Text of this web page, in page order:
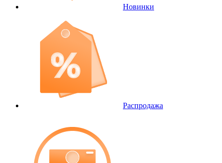
Новинки
Распродажа